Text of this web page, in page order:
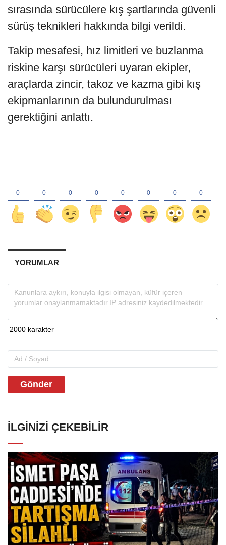
sırasında sürücülere kış şartlarında güvenli
sürüş teknikleri hakkında bilgi verildi.
Takip mesafesi, hız limitleri ve buzlanma
riskine karşı sürücüleri uyaran ekipler,
araçlarda zincir, takoz ve kazma gibi kış
ekipmanlarının da bulundurulması
gerektiğini anlattı.
YORUMLAR
Gönder
İLGINIZI ÇEKEBILIR